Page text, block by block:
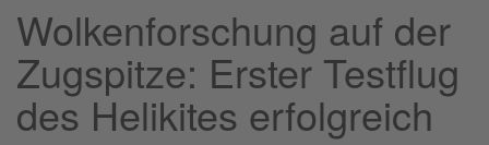
Wolkenforschung auf der
Zugspitze: Erster Testflug
des Helikites erfolgreich